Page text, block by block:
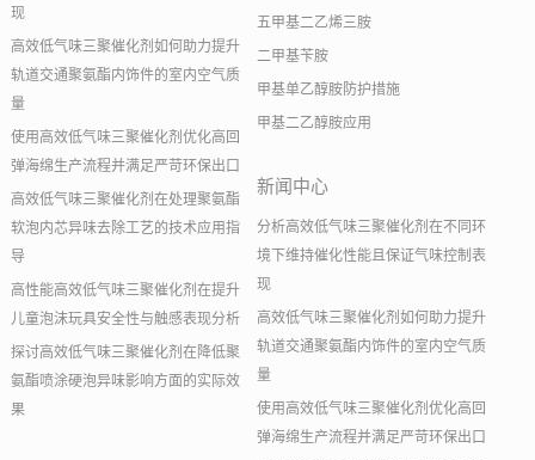
现
高效低气味三聚催化剂如何助力提升
轨道交通聚氨酯内饰件的室内空气质
量
使用高效低气味三聚催化剂优化高回
弹海绵生产流程并满足严苛环保出口
高效低气味三聚催化剂在处理聚氨酯
软泡内芯异味去除工艺的技术应用指
导
高性能高效低气味三聚催化剂在提升
儿童泡沫玩具安全性与触感表现分析
探讨高效低气味三聚催化剂在降低聚
氨酯喷涂硬泡异味影响方面的实际效
果
五甲基二乙烯三胺
二甲基苄胺
甲基单乙醇胺防护措施
甲基二乙醇胺应用
新闻中心
分析高效低气味三聚催化剂在不同环
境下维持催化性能且保证气味控制表
现
高效低气味三聚催化剂如何助力提升
轨道交通聚氨酯内饰件的室内空气质
量
使用高效低气味三聚催化剂优化高回
弹海绵生产流程并满足严苛环保出口